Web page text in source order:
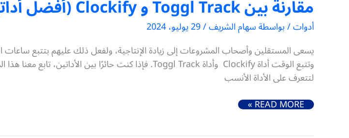
مقارنة بين Toggl Track و Clockify (أفضل أداتين لتتبع الوقت)
أدوات/ بواسطةسهام الشريف/29 يوليو، 2024
يسعى المستقلين وأصحاب المشروعات إلى زيادة الإنتاجية، ولفعل ذلك عليهم بتتبع ساعات
لتتعرف على الأداة الأنسب
مقارنة بين TOGGL TRACK و CLOCKIFY (أفضل أداتين لتتبع الوقت)
READ MORE »